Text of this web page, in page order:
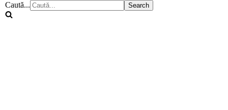
Caută...